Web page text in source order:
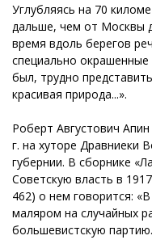
Углубляясь на 70
дальше, чем от Москвы
время вдоль берегов
специально
был, трудно
красивая природа...».
Роберт Августович
г. на хуторе Дравниеки
губернии. В сборнике
Советскую власть в
462) о нем говорится:
маляром на случайных
большевистскую партию.